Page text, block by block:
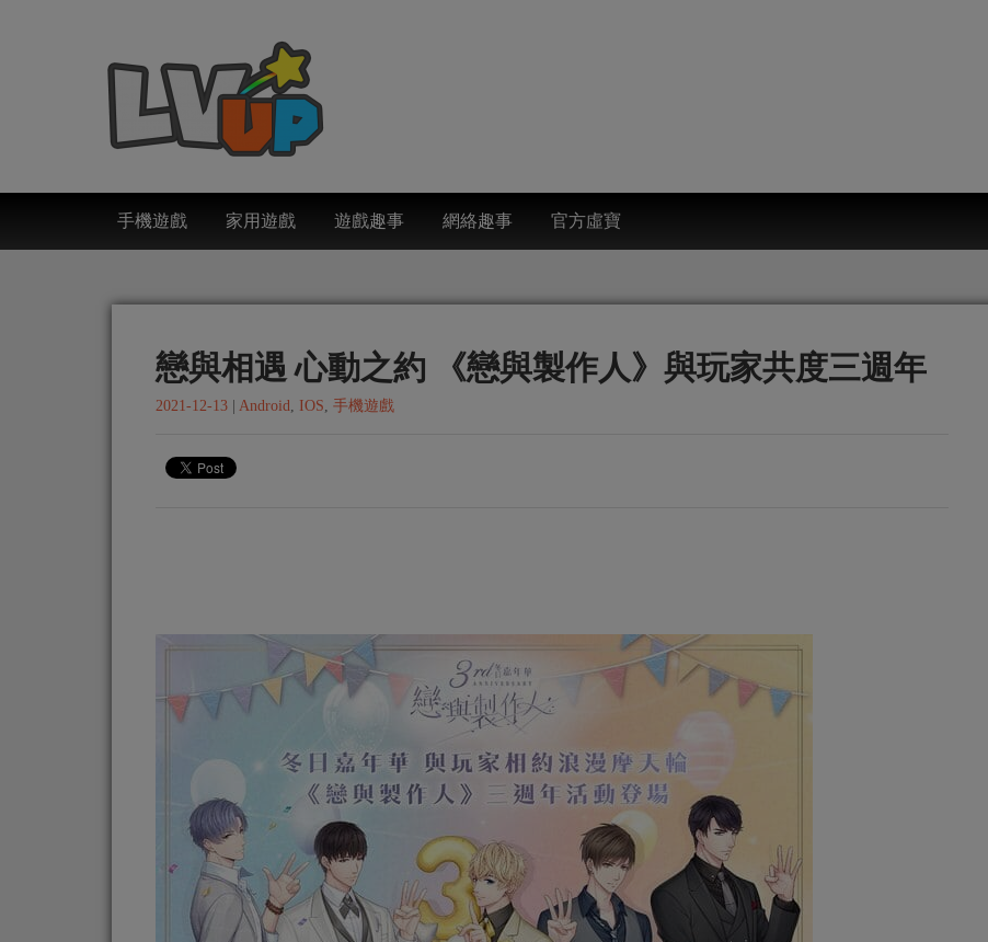
手機遊戲 家用遊戲 遊戲趣事 網絡趣事 官方虛寶
戀與相遇 心動之約 《戀與製作人》與玩家共度三週年
2021-12-13 Android, IOS, 手機遊戲